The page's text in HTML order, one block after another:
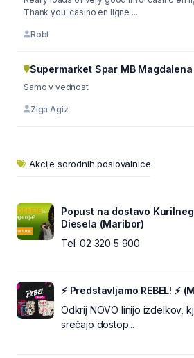
Thank you. casino en ligne ...
Robt
Supermarket Spar MB Magdalena
Samo v vednost
Ziga Agiz
Akcije sorodnih poslovalnice
Popust na dostavo
Diesela (Maribor)
Tel. 02 320 5 900
⚡ Predstavljamo REBEL! ⚡
Odkrij NOVO linijo izdelkov,
srečajo dostop...